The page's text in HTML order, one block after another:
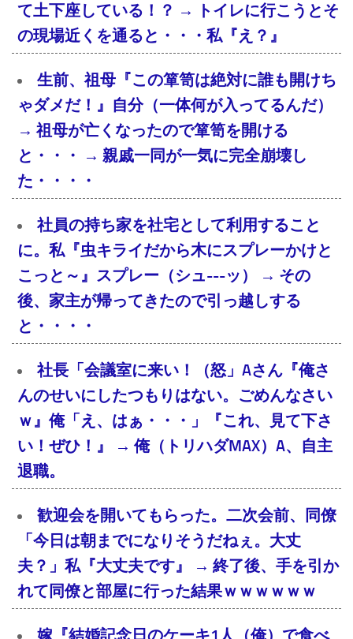
て土下座している！？ → トイレに行こうとそ
の現場近くを通ると・・・私『え？』
生前、祖母『この箪笥は絶対に誰も開けち
ゃダメだ！』自分（一体何が入ってるんだ）
→ 祖母が亡くなったので箪笥を開ける
と・・・ → 親戚一同が一気に完全崩壊し
た・・・・
社員の持ち家を社宅として利用すること
に。私『虫キライだから木にスプレーかけと
こっと～』スプレー（シュ---ッ） → その
後、家主が帰ってきたので引っ越しする
と・・・・
社長「会議室に来い！（怒」Aさん『俺さ
んのせいにしたつもりはない。ごめんなさい
ｗ』俺「え、はぁ・・・」『これ、見て下さ
い！ぜひ！』 → 俺（トリハダMAX）A、自主
退職。
歓迎会を開いてもらった。二次会前、同僚
「今日は朝までになりそうだねぇ。大丈
夫？」私『大丈夫です』 → 終了後、手を引か
れて同僚と部屋に行った結果ｗｗｗｗｗｗ
嫁『結婚記念日のケーキ1人（俺）で食べ